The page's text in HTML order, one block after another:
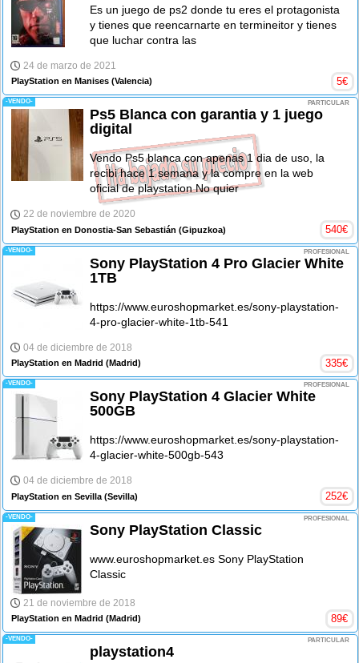
Es un juego de ps2 donde tu eres el protagonista
y tienes que reencarnarte en termineitor y tienes
que luchar contra las
24 de marzo de 2021
PlayStation en Manises (Valencia) 5€
-VENDO- PARTICULAR
Ps5 Blanca con garantia y 1 juego
digital
Vendo Ps5 blanca con apenas 1 dia de uso, la
recibi hace 1 semana y la compre en la web
oficial de playstation No quier
22 de noviembre de 2020
PlayStation en Donostia-San Sebastián (Gipuzkoa) 540€
-VENDO- PROFESIONAL
Sony PlayStation 4 Pro Glacier White
1TB
https://www.euroshopmarket.es/sony-playstation-
4-pro-glacier-white-1tb-541
04 de diciembre de 2018
PlayStation en Madrid (Madrid) 335€
-VENDO- PROFESIONAL
Sony PlayStation 4 Glacier White
500GB
https://www.euroshopmarket.es/sony-playstation-
4-glacier-white-500gb-543
04 de diciembre de 2018
PlayStation en Sevilla (Sevilla) 252€
-VENDO- PROFESIONAL
Sony PlayStation Classic
www.euroshopmarket.es Sony PlayStation
Classic
21 de noviembre de 2018
PlayStation en Madrid (Madrid) 89€
-VENDO- PARTICULAR
playstation4